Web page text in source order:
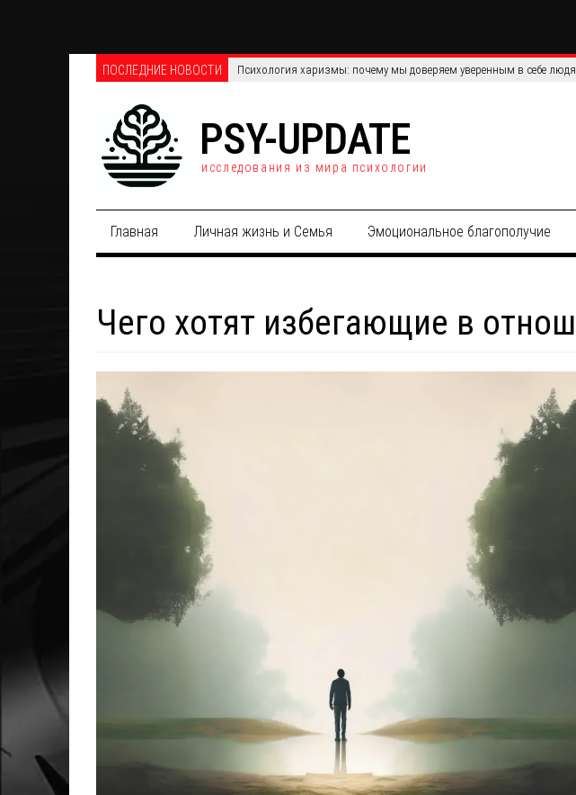
ПОСЛЕДНИЕ НОВОСТИ Телефонные против онлайн-опросов: сравнение эффективности и
PSY-UPDATE
исследования из мира психологии
Главная Личная жизнь и Семья Эмоциональное благополучие
Чего хотят избегающие в